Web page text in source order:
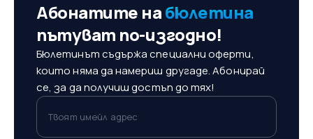
Абонатите набюлетина
пътуват по-изгодно!
Бюлетинът съдържа специални оферти,
които няма да намериш другаде. Абонирай
се, за да получиш достъп до тях!
Твоят имейл адрес